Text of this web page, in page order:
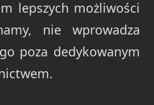
lepszych możliwości
nie wprowadza
poza dedykowanym